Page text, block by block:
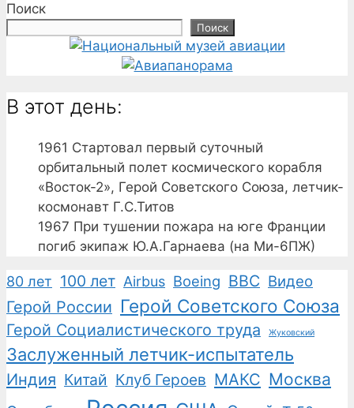
Поиск
Поиск
В этот день:
1961 Стартовал первый суточный
орбитальный полет космического корабля
«Восток-2», Герой Советского Союза, летчик-
космонавт Г.С.Титов
1967 При тушении пожара на юге Франции
погиб экипаж Ю.А.Гарнаева (на Ми-6ПЖ)
80 лет 100 лет Airbus Boeing ВВС Видео
Герой России Герой Советского Союза
Герой Социалистического труда Жуковский
Заслуженный летчик-испытатель
Индия Китай Клуб Героев МАКС Москва